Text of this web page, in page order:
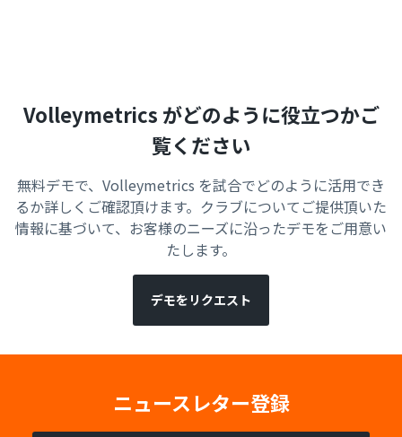
Volleymetrics がどのように役立つかご
覧ください
無料デモで、Volleymetrics を試合でどのように活用でき
るか詳しくご確認頂けます。クラブについてご提供頂いた
情報に基づいて、お客様のニーズに沿ったデモをご用意い
たします。
デモをリクエスト
ニュースレター登録